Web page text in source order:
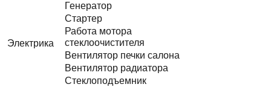
Электрика
Генератор
Стартер
Работа мотора
стеклоочистителя
Вентилятор печки салона
Вентилятор радиатора
Стеклоподъемник